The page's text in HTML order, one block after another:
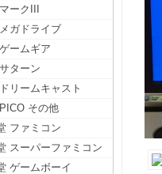
ークIII
ガドライブ
ームギア
ターン
リームキャスト
その他
ファミコン
スーパーファミコン
ゲームボーイ